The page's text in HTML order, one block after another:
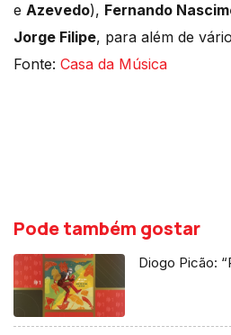
e Azevedo), Fernando
Jorge Filipe, para além de
Fonte: Casa da Música
Pode também gostar
Diogo Picão: